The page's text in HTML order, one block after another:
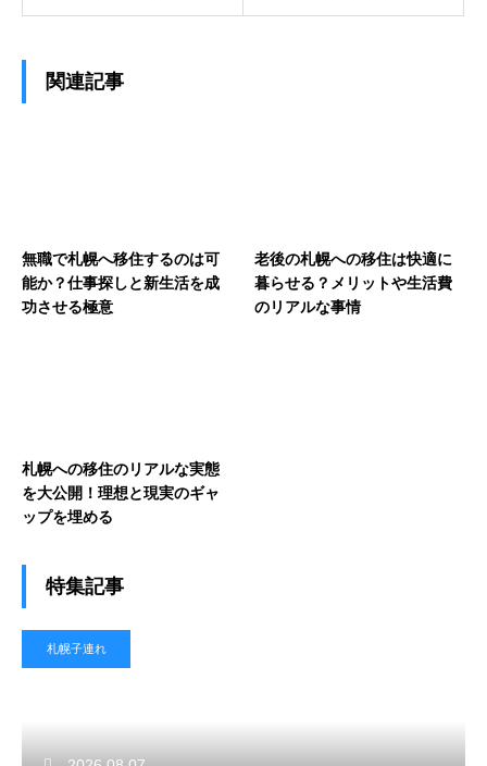
関連記事
無職で札幌へ移住するのは可
能か？仕事探しと新生活を成
功させる極意
老後の札幌への移住は快適に
暮らせる？メリットや生活費
のリアルな事情
札幌への移住のリアルな実態
を大公開！理想と現実のギャ
ップを埋める
特集記事
札幌子連れ